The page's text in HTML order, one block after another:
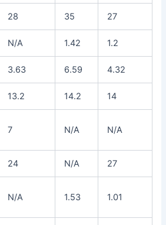
28 35 27
N/A 1.42 1.2
3.63 6.59 4.32
13.2 14.2 14
7 N/A N/A
24 N/A 27
N/A 1.53 1.01